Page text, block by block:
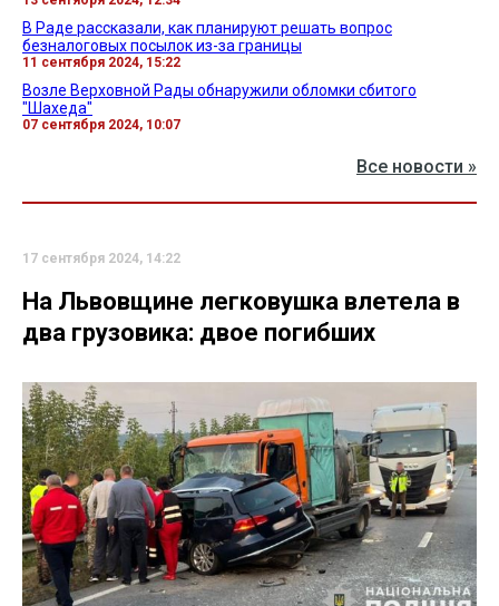
В Раде рассказали, как планируют решать вопрос
безналоговых посылок из-за границы
11 сентября 2024, 15:22
Возле Верховной Рады обнаружили обломки сбитого
"Шахеда"
07 сентября 2024, 10:07
Все новости »
17 сентября 2024, 14:22
На Львовщине легковушка влетела в
два грузовика: двое погибших